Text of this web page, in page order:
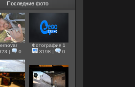
Последние фото
0
Фотография 1
3198
0